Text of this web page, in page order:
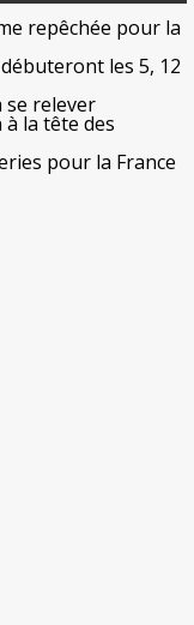
repêchée pour la
les 5, 12
se relever
à la tête des
pour la France